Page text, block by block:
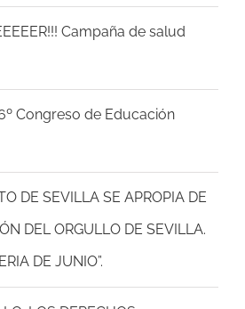
Campaña de salud
Congreso de Educación
DE SEVILLA SE APROPIA DE
DEL ORGULLO DE SEVILLA.
DE JUNIO”.